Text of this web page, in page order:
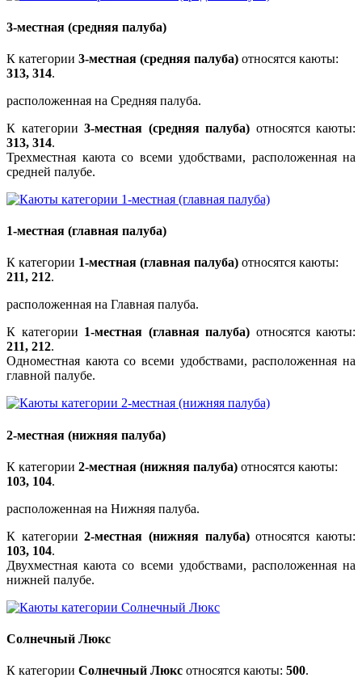
3-местная (средняя палуба)
К категории 3-местная (средняя палуба) относятся каюты:
313, 314.
расположенная на Средняя палуба.
К категории 3-местная (средняя палуба) относятся каюты:
313, 314.
Трехместная каюта со всеми удобствами, расположенная на
средней палубе.
1-местная (главная палуба)
К категории 1-местная (главная палуба) относятся каюты:
211, 212.
расположенная на Главная палуба.
К категории 1-местная (главная палуба) относятся каюты:
211, 212.
Одноместная каюта со всеми удобствами, расположенная на
главной палубе.
2-местная (нижняя палуба)
К категории 2-местная (нижняя палуба) относятся каюты:
103, 104.
расположенная на Нижняя палуба.
К категории2-местная (нижняя палуба)относятся каюты:
103, 104.
Двухместная каюта со всеми удобствами, расположенная на
нижней палубе.
Солнечный Люкс
К категории Солнечный Люкс относятся каюты: 500.